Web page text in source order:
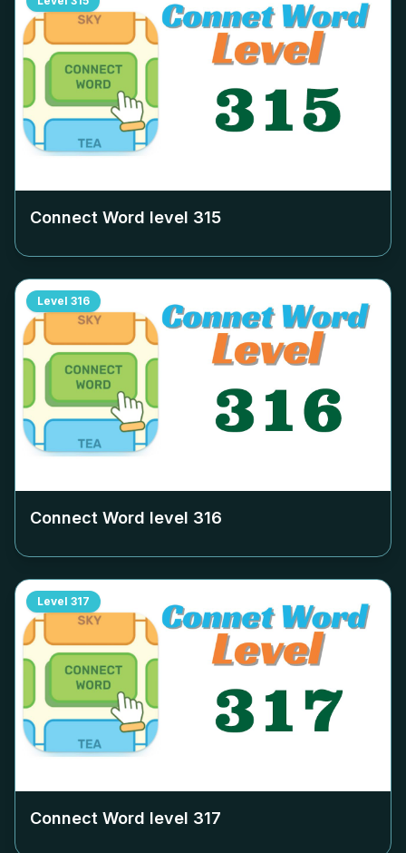
Connect Word level 315
Level 316
Connect Word level 316
Level 317
Connect Word level 317